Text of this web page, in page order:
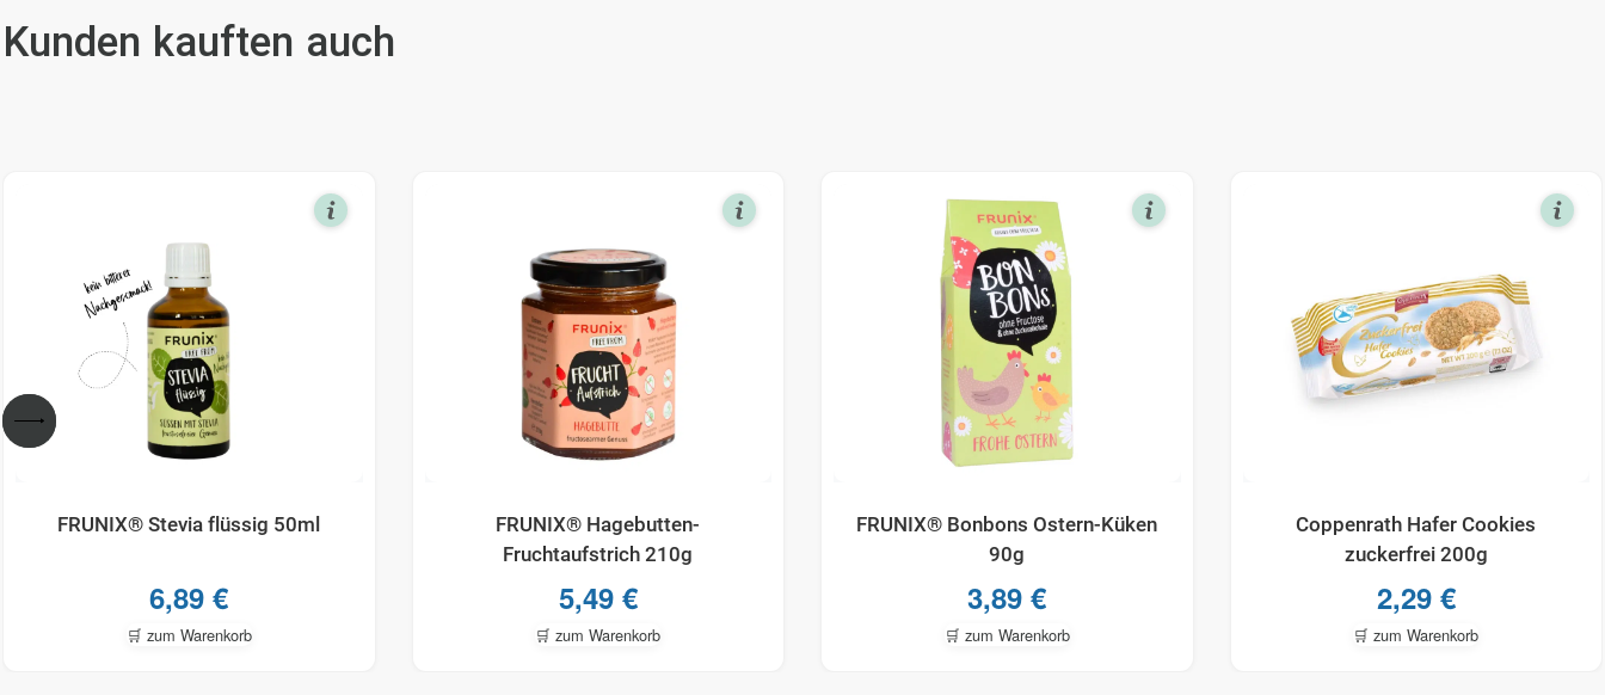
Kunden kauften auch
FRUNIX® Stevia flüssig 50ml
6,89€
🛒 zum Warenkorb
FRUNIX® Hagebutten-
Fruchtaufstrich 210g
5,49 €
🛒 zum Warenkorb
FRUNIX® Bonbons Ostern-Küken
90g
3,89€
🛒 zum Warenkorb
Coppenrath Hafer Cookies
zuckerfrei 200g
2,29 €
🛒 zum Warenkorb